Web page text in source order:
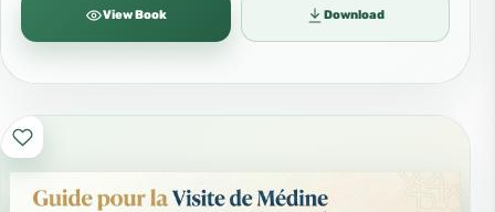
View Book Download